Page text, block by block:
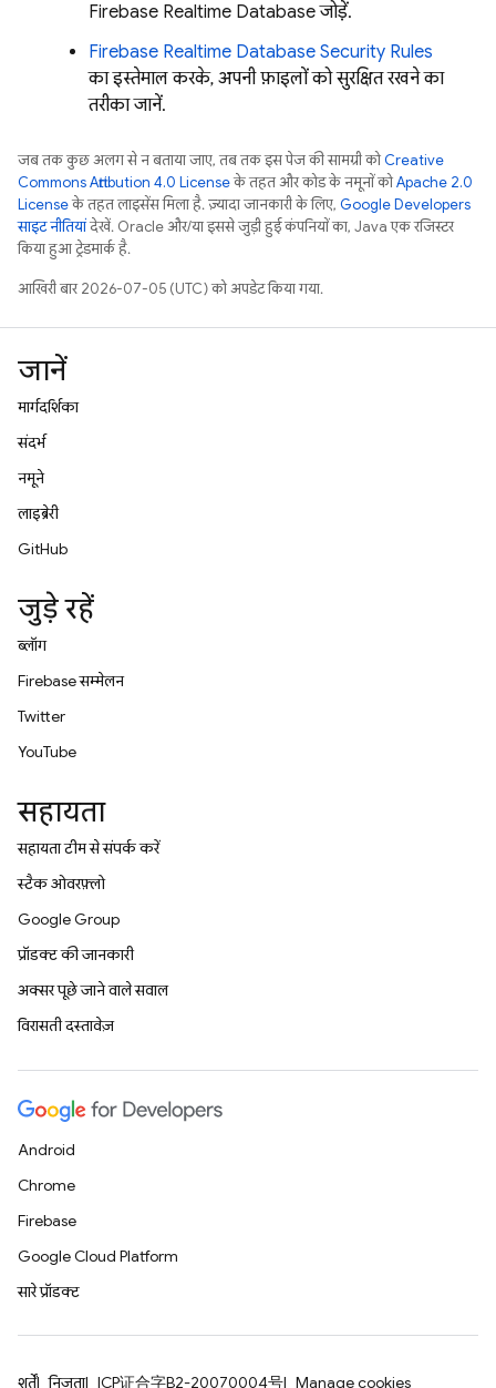
Firebase Realtime Databaseजोड़ें.
Firebase Realtime Database Security Rules
का इस्तेमाल करके, अपनी फ़ाइलों को सुरक्षित रखने का
तरीका जानें.
जब तक कुछ अलग से न बताया जाए, तब तक इस पेज की सामग्री कोCreative
Commons Attribution 4.0 Licenseके तहत और कोड के नमूनों कोApache 2.0
Licenseके तहत लाइसेंस मिला है. ज़्यादा जानकारी के लिए, Google Developers
साइट नीतियांदेखें. Oracle और/या इससे जुड़ी हुई कंपनियों का, Java एक रजिस्टर
किया हुआ ट्रेडमार्क है.
आखिरी बार 2026-07-05 (UTC) को अपडेट किया गया.
जानें
मार्गदर्शिका
संदर्भ
नमूने
लाइब्रेरी
GitHub
जुड़े रहें
ब्लॉग
Firebase सम्मेलन
Twitter
YouTube
सहायता
सहायता टीम से संपर्क करें
स्टैक ओवरफ़्लो
Google Group
प्रॉडक्ट की जानकारी
अक्सर पूछे जाने वाले सवाल
विरासती दस्तावेज़
Android
Chrome
Firebase
Google Cloud Platform
सारे प्रॉडक्ट
शर्तें निजता ICP证合字B2-20070004号 Manage cookies